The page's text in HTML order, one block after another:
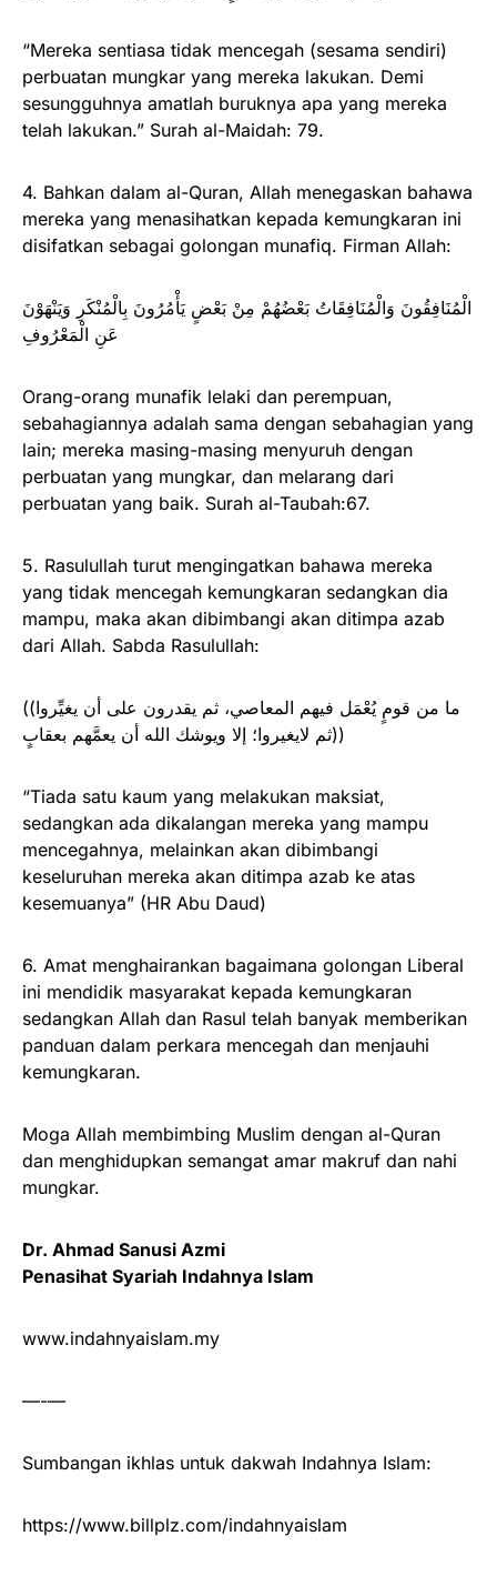
“Mereka sentiasa tidak mencegah (sesama sendiri)
perbuatan mungkar yang mereka lakukan. Demi
sesungguhnya amatlah buruknya apa yang mereka
telah lakukan.” Surah al-Maidah: 79.
4. Bahkan dalam al-Quran, Allah menegaskan bahawa
mereka yang menasihatkan kepada kemungkaran ini
disifatkan sebagai golongan munafiq. Firman Allah:
الْمُنَافِقُونَ وَالْمُنَافِقَاتُ بَعْضُهُمْ مِنْ بَعْضٍ يَأْمُرُونَ بِالْمُنْكَرِ وَيَنْهَوْنَ
عَنِ الْمَعْرُوفِ
Orang-orang munafik lelaki dan perempuan,
sebahagiannya adalah sama dengan sebahagian yang
lain; mereka masing-masing menyuruh dengan
perbuatan yang mungkar, dan melarang dari
perbuatan yang baik. Surah al-Taubah:67.
5. Rasulullah turut mengingatkan bahawa mereka
yang tidak mencegah kemungkaran sedangkan dia
mampu, maka akan dibimbangi akan ditimpa azab
dari Allah. Sabda Rasulullah:
((ما من قومٍ يُعْمَل فيهم المعاصي، ثم يقدرون على أن يغيِّروا
ثم لايغيروا؛ إلا ويوشك الله أن يعمَّهم بعقابٍ))
“Tiada satu kaum yang melakukan maksiat,
sedangkan ada dikalangan mereka yang mampu
mencegahnya, melainkan akan dibimbangi
keseluruhan mereka akan ditimpa azab ke atas
kesemuanya” (HR Abu Daud)
6. Amat menghairankan bagaimana golongan Liberal
ini mendidik masyarakat kepada kemungkaran
sedangkan Allah dan Rasul telah banyak memberikan
panduan dalam perkara mencegah dan menjauhi
kemungkaran.
Moga Allah membimbing Muslim dengan al-Quran
dan menghidupkan semangat amar makruf dan nahi
mungkar.
Dr. Ahmad Sanusi Azmi
Penasihat Syariah Indahnya Islam
www.indahnyaislam.my
—-—
Sumbangan ikhlas untuk dakwah Indahnya Islam:
https://www.billplz.com/indahnyaislam